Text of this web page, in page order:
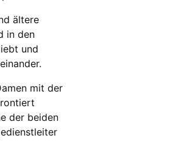
ältere
in den
und
mit der
der beiden